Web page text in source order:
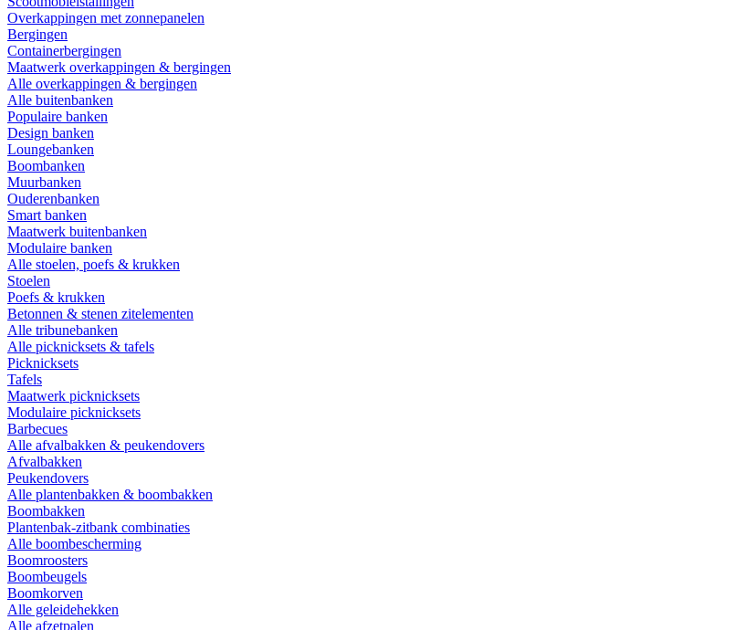
Overkappingen met zonnepanelen
Bergingen
Containerbergingen
Maatwerk overkappingen & bergingen
Alle overkappingen & bergingen
Alle buitenbanken
Populaire banken
Design banken
Loungebanken
Boombanken
Muurbanken
Ouderenbanken
Smart banken
Maatwerk buitenbanken
Modulaire banken
Alle stoelen, poefs & krukken
Stoelen
Poefs & krukken
Betonnen & stenen zitelementen
Alle tribunebanken
Alle picknicksets & tafels
Picknicksets
Tafels
Maatwerk picknicksets
Modulaire picknicksets
Barbecues
Alle afvalbakken & peukendovers
Afvalbakken
Peukendovers
Alle plantenbakken & boombakken
Boombakken
Plantenbak-zitbank combinaties
Alle boombescherming
Boomroosters
Boombeugels
Boomkorven
Alle geleidehekken
Alle afzetpalen